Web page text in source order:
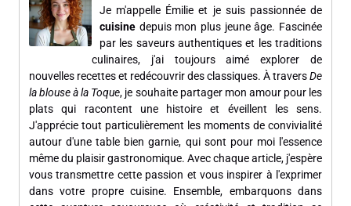
Je m'appelle Émilie et je suis passionnée de
cuisine depuis mon plus jeune âge. Fascinée
par les saveurs authentiques et les traditions
culinaires, j'ai toujours aimé explorer de
nouvelles recettes et redécouvrir des classiques. À traversDe
la blouse à la Toque, je souhaite partager mon amour pour les
plats qui racontent une histoire et éveillent les sens.
J'apprécie tout particulièrement les moments de convivialité
autour d'une table bien garnie, qui sont pour moi l'essence
même du plaisir gastronomique. Avec chaque article, j'espère
vous transmettre cette passion et vous inspirer à l'exprimer
dans votre propre cuisine. Ensemble, embarquons dans